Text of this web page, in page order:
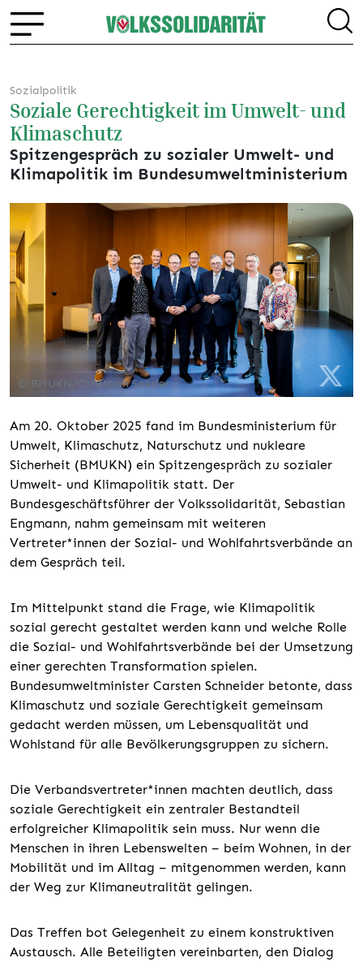
Sozialpolitik
Soziale Gerechtigkeit im Umwelt- und
Klimaschutz
Spitzengespräch zu sozialer Umwelt- und
Klimapolitik im Bundesumweltministerium
© BMUKN/Christoph Soeder
Am 20. Oktober 2025 fand im Bundesministerium für
Umwelt, Klimaschutz, Naturschutz und nukleare
Sicherheit (BMUKN) ein Spitzengespräch zu sozialer
Umwelt- und Klimapolitik statt. Der
Bundesgeschäftsführer der Volkssolidarität, Sebastian
Engmann, nahm gemeinsam mit weiteren
Vertreter*innen der Sozial- und Wohlfahrtsverbände an
dem Gespräch teil.
Im Mittelpunkt stand die Frage, wie Klimapolitik
sozial gerecht gestaltet werden kann und welche Rolle
die Sozial- und Wohlfahrtsverbände bei der Umsetzung
einer gerechten Transformation spielen.
Bundesumweltminister Carsten Schneider betonte, dass
Klimaschutz und soziale Gerechtigkeit gemeinsam
gedacht werden müssen, um Lebensqualität und
Wohlstand für alle Bevölkerungsgruppen zu sichern.
Die Verbandsvertreter*innen machten deutlich, dass
soziale Gerechtigkeit ein zentraler Bestandteil
erfolgreicher Klimapolitik sein muss. Nur wenn die
Menschen in ihren Lebenswelten – beim Wohnen, in der
Mobilität und im Alltag – mitgenommen werden, kann
der Weg zur Klimaneutralität gelingen.
Das Treffen bot Gelegenheit zu einem konstruktiven
Austausch. Alle Beteiligten vereinbarten, den Dialog